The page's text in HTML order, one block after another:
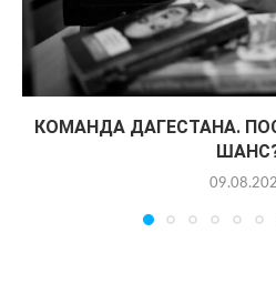
КОМАНДА ДАГЕСТАНА.